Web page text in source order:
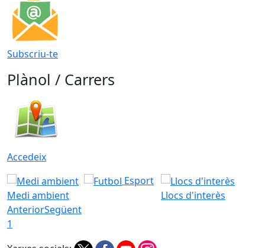
Subscriu-te
Plànol / Carrers
Accedeix
Medi ambient
Esport
Llocs d'interès
AnteriorSegüent
1